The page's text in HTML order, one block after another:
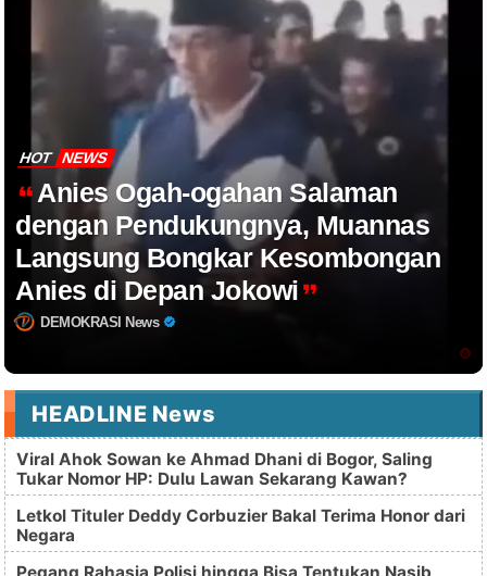
HOT NEWS
Anies Ogah-ogahan Salaman
dengan Pendukungnya, Muannas
Langsung Bongkar Kesombongan
Anies di Depan Jokowi
DEMOKRASI News
HEADLINE News
Viral Ahok Sowan ke Ahmad Dhani di Bogor, Saling
Tukar Nomor HP: Dulu Lawan Sekarang Kawan?
Letkol Tituler Deddy Corbuzier Bakal Terima Honor dari
Negara
Pegang Rahasia Polisi hingga Bisa Tentukan Nasib